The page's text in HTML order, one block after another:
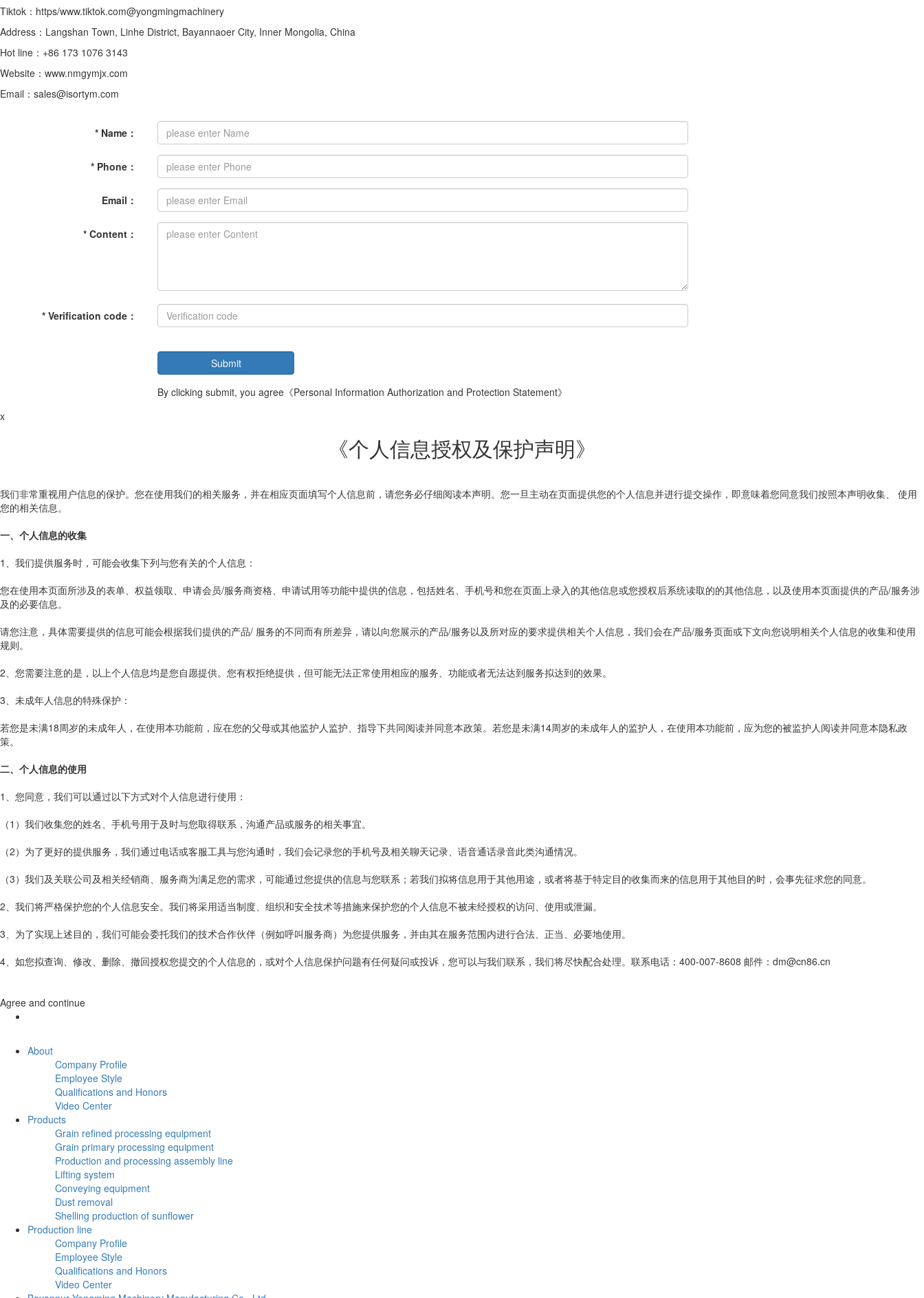
Tiktok：https/www.tiktok.com@yongmingmachinery
Address：Langshan Town, Linhe District, Bayannaoer City, Inner Mongolia, China
Hot line：+86 173 1076 3143
Website：www.nmgymjx.com
Email：sales@isortym.com
* Name ：
* Phone ：
Email ：
* Content ：
* Verification code ：
By clicking submit, you agree 《Personal Information Authorization and Protection Statement》
x
《个人信息授权及保护声明》
我们非常重视用户信息的保护。您在使用我们的相关服务，并在相应页面填写个人信息前，请您务必仔细阅读本声明。您一旦主动在页面提供您的个人信息并进行提交操作，即意味着您同意我们按照本声明收集、 使用
您的相关信息。
一、个人信息的收集
1、我们提供服务时，可能会收集下列与您有关的个人信息：
您在使用本页面所涉及的表单、权益领取、申请会员/服务商资格、申请试用等功能中提供的信息，包括姓名、手机号和您在页面上录入的其他信息或您授权后系统读取的的其他信息，以及使用本页面提供的产品/服务涉
及的必要信息。
请您注意，具体需要提供的信息可能会根据我们提供的产品/ 服务的不同而有所差异，请以向您展示的产品/服务以及所对应的要求提供相关个人信息，我们会在产品/服务页面或下文向您说明相关个人信息的收集和使用
规则。
2、您需要注意的是，以上个人信息均是您自愿提供。您有权拒绝提供，但可能无法正常使用相应的服务、功能或者无法达到服务拟达到的效果。
3、未成年人信息的特殊保护：
若您是未满18周岁的未成年人，在使用本功能前，应在您的父母或其他监护人监护、指导下共同阅读并同意本政策。若您是未满14周岁的未成年人的监护人，在使用本功能前，应为您的被监护人阅读并同意本隐私政
策。
二、个人信息的使用
1、您同意，我们可以通过以下方式对个人信息进行使用：
（1）我们收集您的姓名、手机号用于及时与您取得联系，沟通产品或服务的相关事宜。
（2）为了更好的提供服务，我们通过电话或客服工具与您沟通时，我们会记录您的手机号及相关聊天记录、语音通话录音此类沟通情况。
（3）我们及关联公司及相关经销商、服务商为满足您的需求，可能通过您提供的信息与您联系；若我们拟将信息用于其他用途，或者将基于特定目的收集而来的信息用于其他目的时，会事先征求您的同意。
2、我们将严格保护您的个人信息安全。我们将采用适当制度、组织和安全技术等措施来保护您的个人信息不被未经授权的访问、使用或泄漏。
3、为了实现上述目的，我们可能会委托我们的技术合作伙伴（例如呼叫服务商）为您提供服务，并由其在服务范围内进行合法、正当、必要地使用。
4、如您拟查询、修改、删除、撤回授权您提交的个人信息的，或对个人信息保护问题有任何疑问或投诉，您可以与我们联系，我们将尽快配合处理。联系电话：400-007-8608 邮件：dm@cn86.cn
Agree and continue
About
Company Profile
Employee Style
Qualifications and Honors
Video Center
Products
Grain refined processing equipment
Grain primary processing equipment
Production and processing assembly line
Lifting system
Conveying equipment
Dust removal
Shelling production of sunflower
Production line
Company Profile
Employee Style
Qualifications and Honors
Video Center